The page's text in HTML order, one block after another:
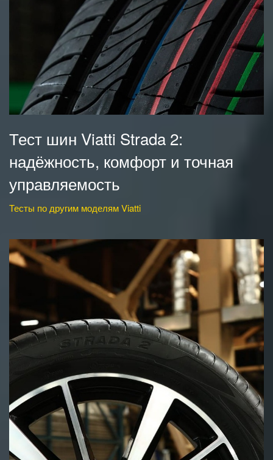
Тест шин Viatti Strada 2:
надёжность, комфорт и точная
управляемость
Тесты по другим моделям Viatti